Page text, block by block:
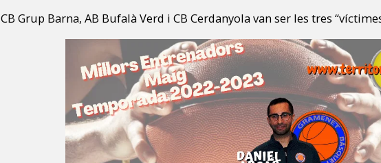
CB Grup Barna, AB Bufalà Verd i CB Cerdanyola van ser les tres